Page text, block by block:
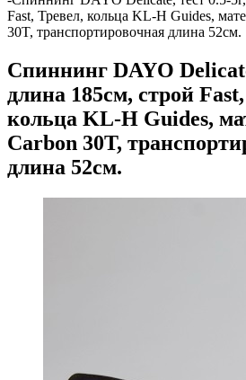
Fast, Тревел, кольца KL-H Guides,
30T, транспортировочная длина 52см.
Спиннинг DAYO
длина 185см, строй
кольца KL-H Guides,
Carbon 30T,
длина 52см.